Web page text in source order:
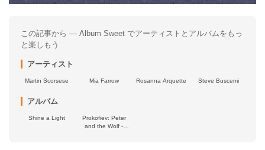
この記事から — Album Sweet でアーティストとアルバムをもっ
と楽しもう
アーティスト
Martin Scorsese Mia Farrow Rosanna Arquette Steve Buscemi
アルバム
Shine a Light
Prokofiev: Peter
and the Wolf -